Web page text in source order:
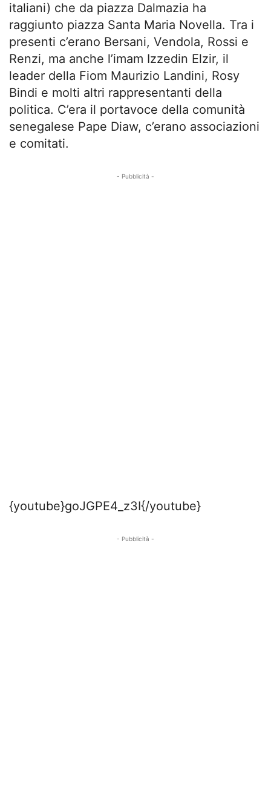
italiani) che da piazza Dalmazia ha
raggiunto piazza Santa Maria Novella. Tra i
presenti c’erano Bersani, Vendola, Rossi e
Renzi, ma anche l’imam Izzedin Elzir, il
leader della Fiom Maurizio Landini, Rosy
Bindi e molti altri rappresentanti della
politica. C’era il portavoce della comunità
senegalese Pape Diaw, c’erano associazioni
e comitati.
- Pubblicità -
{youtube}goJGPE4_z3I{/youtube}
- Pubblicità -